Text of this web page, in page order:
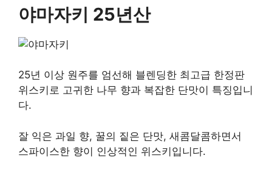
야마자키 25년산
25년 이상 원주를 엄선해 블렌딩한 최고급 한정판
위스키로 고귀한 나무 향과 복잡한 단맛이 특징입니
다.
잘 익은 과일 향, 꿀의 짙은 단맛, 새콤달콤하면서
스파이스한 향이 인상적인 위스키입니다.